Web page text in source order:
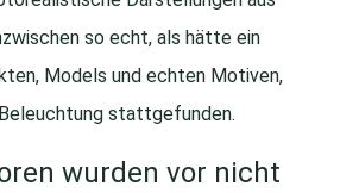
so echt, als hätte ein
Models und echten Motiven,
stattgefunden.
wurden vor nicht